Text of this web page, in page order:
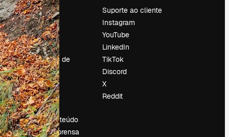
Preços
Sobre nós
Reviews
Emprego
Tendências de
pesquisa
Blog
Eventos
Slidesgo
Vender conteúdo
Sala de imprensa
Suporte ao cliente
Instagram
YouTube
LinkedIn
TikTok
Discord
X
Reddit